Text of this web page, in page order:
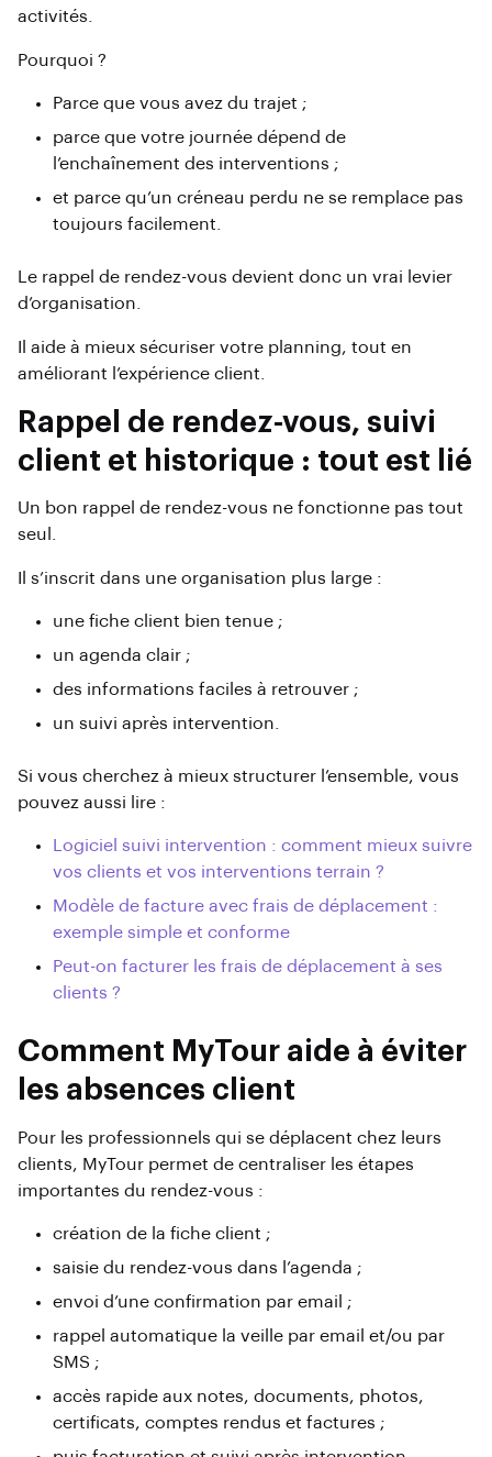
activités.
Pourquoi ?
Parce que vous avez du trajet ;
parce que votre journée dépend de
l’enchaînement des interventions ;
et parce qu’un créneau perdu ne se remplace pas
toujours facilement.
Le rappel de rendez-vous devient donc un vrai levier
d’organisation.
Il aide à mieux sécuriser votre planning, tout en
améliorant l’expérience client.
Rappel de rendez-vous, suivi
client et historique : tout est lié
Un bon rappel de rendez-vous ne fonctionne pas tout
seul.
Il s’inscrit dans une organisation plus large :
une fiche client bien tenue ;
un agenda clair ;
des informations faciles à retrouver ;
un suivi après intervention.
Si vous cherchez à mieux structurer l’ensemble, vous
pouvez aussi lire :
Logiciel suivi intervention : comment mieux suivre
vos clients et vos interventions terrain ?
Modèle de facture avec frais de déplacement :
exemple simple et conforme
Peut-on facturer les frais de déplacement à ses
clients ?
Comment MyTour aide à éviter
les absences client
Pour les professionnels qui se déplacent chez leurs
clients, MyTour permet de centraliser les étapes
importantes du rendez-vous :
création de la fiche client ;
saisie du rendez-vous dans l’agenda ;
envoi d’une confirmation par email ;
rappel automatique la veille par email et/ou par
SMS ;
accès rapide aux notes, documents, photos,
certificats, comptes rendus et factures ;